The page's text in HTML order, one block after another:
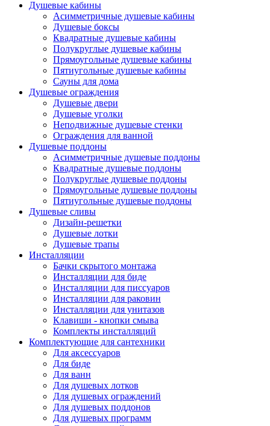
Душевые кабины
Асимметричные душевые кабины
Душевые боксы
Квадратные душевые кабины
Полукруглые душевые кабины
Прямоугольные душевые кабины
Пятиугольные душевые кабины
Сауны для дома
Душевые ограждения
Душевые двери
Душевые уголки
Неподвижные душевые стенки
Ограждения для ванной
Душевые поддоны
Асимметричные душевые поддоны
Квадратные душевые поддоны
Полукруглые душевые поддоны
Прямоугольные душевые поддоны
Пятиугольные душевые поддоны
Душевые сливы
Дизайн-решетки
Душевые лотки
Душевые трапы
Инсталляции
Бачки скрытого монтажа
Инсталляции для биде
Инсталляции для писсуаров
Инсталляции для раковин
Инсталляции для унитазов
Клавиши - кнопки смыва
Комплекты инсталляций
Комплектующие для сантехники
Для аксессуаров
Для биде
Для ванн
Для душевых лотков
Для душевых ограждений
Для душевых поддонов
Для душевых программ